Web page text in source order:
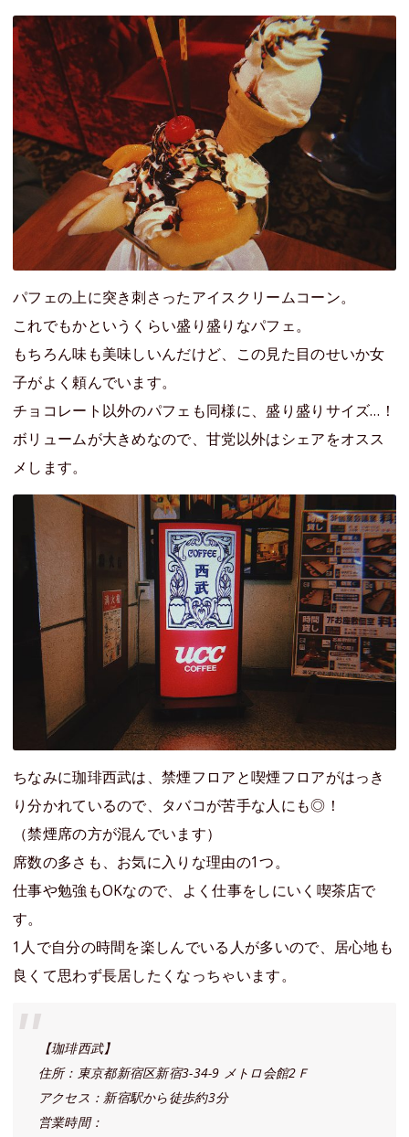
パフェの上に突き刺さったアイスクリームコーン。
これでもかというくらい盛り盛りなパフェ。
もちろん味も美味しいんだけど、この見た目のせいか女
子がよく頼んでいます。
チョコレート以外のパフェも同様に、盛り盛りサイズ…！
ボリュームが大きめなので、甘党以外はシェアをオスス
メします。
ちなみに珈琲西武は、禁煙フロアと喫煙フロアがはっき
り分かれているので、タバコが苦手な人にも◎！
（禁煙席の方が混んでいます）
席数の多さも、お気に入りな理由の1つ。
仕事や勉強もOKなので、よく仕事をしにいく喫茶店で
す。
1人で自分の時間を楽しんでいる人が多いので、居心地も
良くて思わず長居したくなっちゃいます。
【珈琲西武】
住所：東京都新宿区新宿3-34-9 メトロ会館2Ｆ
アクセス：新宿駅から徒歩約3分
営業時間：